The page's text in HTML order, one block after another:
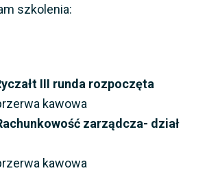
szkolenia:
III runda rozpoczęta
kawowa
zarządcza- dział
kawowa